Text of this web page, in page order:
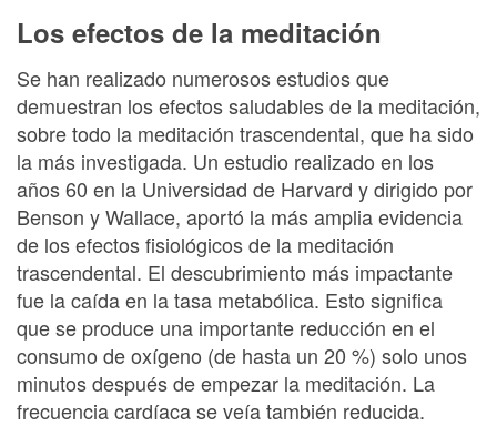
Los efectos de la meditación
Se han realizado numerosos estudios que
demuestran los efectos saludables de la meditación,
sobre todo la meditación trascendental, que ha sido
la más investigada. Un estudio realizado en los
años 60 en la Universidad de Harvard y dirigido por
Benson y Wallace, aportó la más amplia evidencia
de los efectos fisiológicos de la meditación
trascendental. El descubrimiento más impactante
fue la caída en la tasa metabólica. Esto significa
que se produce una importante reducción en el
consumo de oxígeno (de hasta un 20 %) solo unos
minutos después de empezar la meditación. La
frecuencia cardíaca se veía también reducida.